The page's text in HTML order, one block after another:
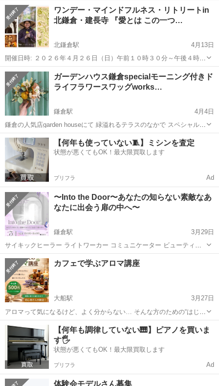
も 書道アート体験の開催が決定いたしました✨ ⁡ 鎌倉の古民家をリノ
ベーションした素敵なカフェで、 ドリンクを片手にゆっくり筆を動か
す時...
神奈川 鎌倉市 鎌倉駅 ワークショップ 古民家
ワンデー・マインドフルネス・リトリートin
北鎌倉・建長寺 『愛とは この一つ…
北鎌倉駅
4月13日
開催日時: ２０２６年４月２６日（日）午前１０時３０分～午後４時１
５分 会場：巨福山・建長寺 応眞閣
******************************************************* 愛す...
神奈川 鎌倉市 北鎌倉駅 ワークショップ
マインドフルネス
ガーデンハウス鎌倉specialモーニング付きド
ライフラワースワッグworks…
鎌倉駅
4月4日
鎌倉の人気店garden houseにて 緑溢れるテラスのなかで スペシャルモ
ーニングメニューを頂く flower workshopを開催します♪ 🌿ドライフラ
ワーとプリザーブドリーフで作る 黄色の壁掛けバスケットアレンジ...
神奈川 鎌倉市 鎌倉駅 ワークショップ ドライフラワー
【何年も使っていない🧵】ミシンを査定
状態が悪くてもOK！最大限買取します
プリフラ Ad
〜Into the Door〜あなたの知らない素敵なあ
なたに出会う扉の中へ〜
鎌倉駅
3月29日
サイキックヒーラー ライトワーカー コミュニケーター ビューティカ
ウンセラー 文香です。 待ちまった☘️春☘️ 🌸桜も満開ですね🌸 ヒーリ
ング＆占いイベントのお知らせです🌟 日時🌹5/1(...
神奈川 鎌倉市 鎌倉駅 ワークショップ
カフェで学ぶアロマ講座
大船駅
3月27日
アロマって気になるけど、よく分からない… そんな方のための“はじめ
てのアロマ体験会”を開催します。 ・ストレスをやわらげたい ・ぐっ
すり眠りたい ・自然な香りでリラックスしたい そんな日常の悩みに、
アロマは気軽に取り入...
神奈川 鎌倉市 大船駅 ワークショップ 使い方
【何年も調律していない🎹】ピアノを買いま
す🖐️
状態が悪くてもOK！最大限買取します
プリフラ Ad
体験会モデルさん募集